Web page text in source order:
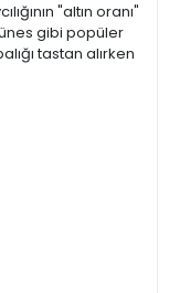
"altın oranı"
gibi popüler
tastan alırken